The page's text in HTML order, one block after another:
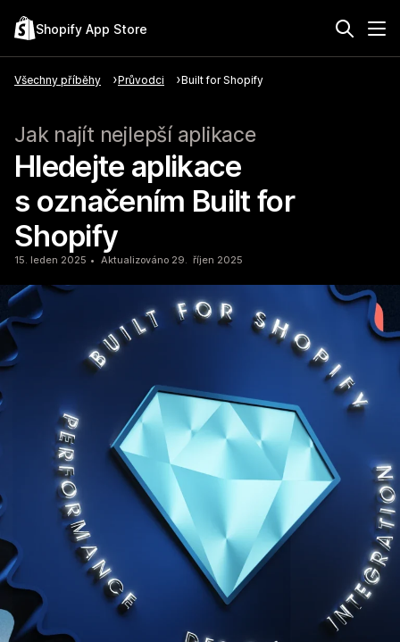
Shopify App Store
Všechny příběhy Průvodci Built for Shopify
Jak najít nejlepší aplikace
Hledejte aplikace
s označením Built for
Shopify
15. leden 2025 Aktualizováno 29. říjen 2025